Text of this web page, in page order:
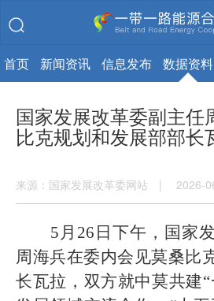
首页 新闻资讯 信息发布 数据资料
国家发展改革委副主任
比克规划和发展部部长
来源：国家发展改革委网站 | 2026-
5月26日下午，国家发
周海兵在委内会见莫桑比
长瓦拉，双方就中莫共建